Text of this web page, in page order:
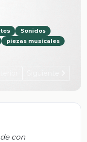
Sonidos
piezas musicales
con